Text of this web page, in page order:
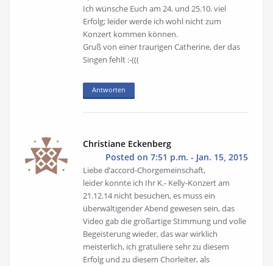
Ich wünsche Euch am 24. und 25.10. viel
Erfolg; leider werde ich wohl nicht zum
Konzert kommen können.
Gruß von einer traurigen Catherine, der das
Singen fehlt :-(((
Antworten
Christiane Eckenberg
Posted on 7:51 p.m. - Jan. 15, 2015
Liebe d’accord-Chorgemeinschaft,
leider konnte ich Ihr K.- Kelly-Konzert am
21.12.14 nicht besuchen, es muss ein
überwältigender Abend gewesen sein, das
Video gab die großartige Stimmung und volle
Begeisterung wieder, das war wirklich
meisterlich, ich gratuliere sehr zu diesem
Erfolg und zu diesem Chorleiter, als